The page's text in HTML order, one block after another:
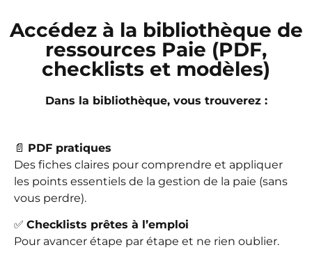
Accédez à la bibliothèque de
ressources Paie (PDF,
checklists et modèles)
Dans la bibliothèque, vous trouverez :
📄 PDF pratiques
Des fiches claires pour comprendre et appliquer
les points essentiels de la gestion de la paie (sans
vous perdre).
✅ Checklists prêtes à l’emploi
Pour avancer étape par étape et ne rien oublier.